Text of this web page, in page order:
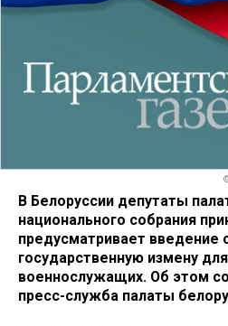
В Белоруссии депутаты
национального собрания
предусматривает введение
государственную измену
военнослужащих. Об этом
пресс-служба палаты